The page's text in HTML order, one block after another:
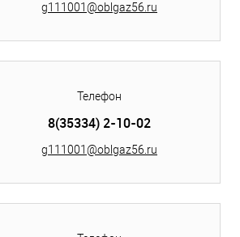
g111001@oblgaz56.ru
Телефон
8(35334) 2-10-02
g111001@oblgaz56.ru